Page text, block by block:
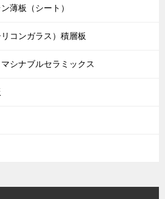
薄板（シート）
コンガラス）積層板
シナブルセラミックス